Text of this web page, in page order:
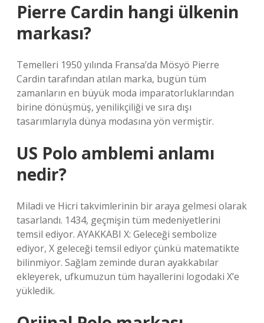
Pierre Cardin hangi ülkenin
markası?
Temelleri 1950 yılında Fransa’da Mösyö Pierre
Cardin tarafından atılan marka, bugün tüm
zamanların en büyük moda imparatorluklarından
birine dönüşmüş, yenilikçiliği ve sıra dışı
tasarımlarıyla dünya modasına yön vermiştir.
US Polo amblemi anlamı
nedir?
Miladi ve Hicri takvimlerinin bir araya gelmesi olarak
tasarlandı. 1434, geçmişin tüm medeniyetlerini
temsil ediyor. AYAKKABI X: Geleceği sembolize
ediyor, X geleceği temsil ediyor çünkü matematikte
bilinmiyor. Sağlam zeminde duran ayakkabılar
ekleyerek, ufkumuzun tüm hayallerini logodaki X’e
yükledik.